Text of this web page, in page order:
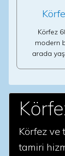
Körfez
modern
arada
Körfez ve
tamiri